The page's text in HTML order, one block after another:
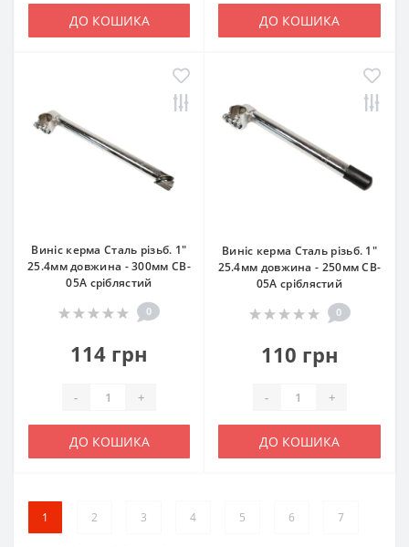
ДО КОШИКА ДО КОШИКА
Виніс керма Сталь різьб. 1"
25.4мм довжина - 300мм CB-
05A срiблястий
0
114 грн
- +
ДО КОШИКА
Виніс керма Сталь різьб. 1"
25.4мм довжина - 250мм CB-
05A срiблястий
0
110 грн
- +
ДО КОШИКА
1 2 3 4 5 6 7